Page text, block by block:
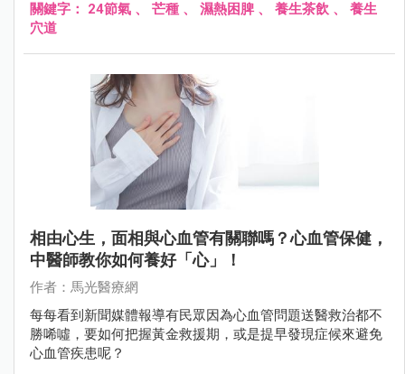
關鍵字： 24節氣 、 芒種 、 濕熱困脾、 養生茶飲 、 養生
穴道
相由心生，面相與心血管有關聯嗎？心血管保健，
中醫師教你如何養好「心」！
作者：馬光醫療網
每每看到新聞媒體報導有民眾因為心血管問題送醫救治都不
勝唏噓，要如何把握黃金救援期，或是提早發現症候來避免
心血管疾患呢？